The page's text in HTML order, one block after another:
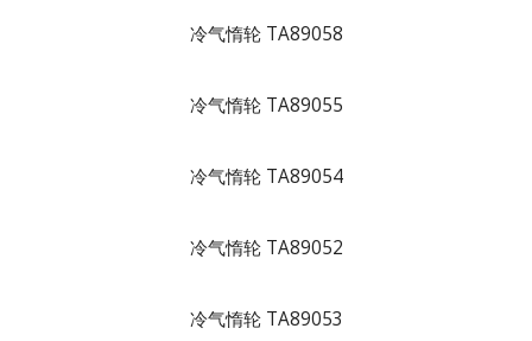
冷气惰轮 TA89058
冷气惰轮 TA89055
冷气惰轮 TA89054
冷气惰轮 TA89052
冷气惰轮 TA89053